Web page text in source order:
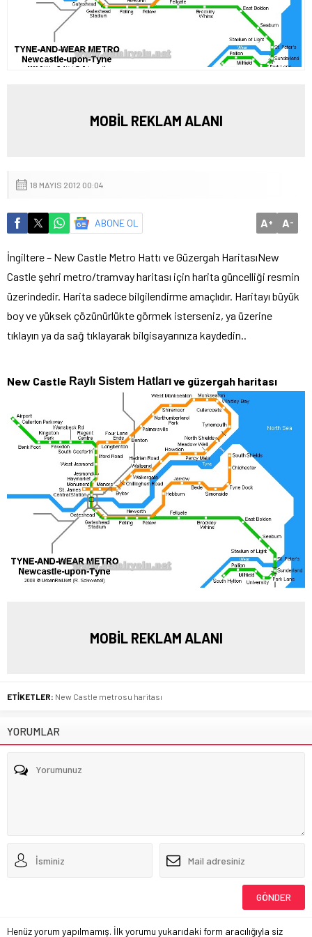
MOBİL REKLAM ALANI
18 MAYIS 2012 00:04
ABONE OL A+ A-
İngiltere – New Castle Metro Hattı ve Güzergah HaritasıNew
Castle şehri metro/tramvay haritası için harita güncelliği resmin
üzerindedir. Harita sadece bilgilendirme amaçlıdır. Haritayı büyük
boy ve yüksek çözünürlükte görmek isterseniz, ya üzerine
tıklayın ya da sağ tıklayarak bilgisayarınıza kaydedin..
New Castle Raylı Sistem Hatlarıve güzergah haritası
MOBİL REKLAM ALANI
ETİKETLER: New Castle metrosu haritası
YORUMLAR
Henüz yorum yapılmamış. İlk yorumu yukarıdaki form aracılığıyla siz